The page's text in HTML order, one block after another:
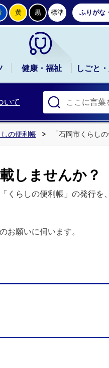
黄 黒 標準 ふりがな
健康・福祉 しごと
いて
しの便利帳 「石岡市くらし
しませんか？
くらしの便利帳」の発行を
お願いに伺います。